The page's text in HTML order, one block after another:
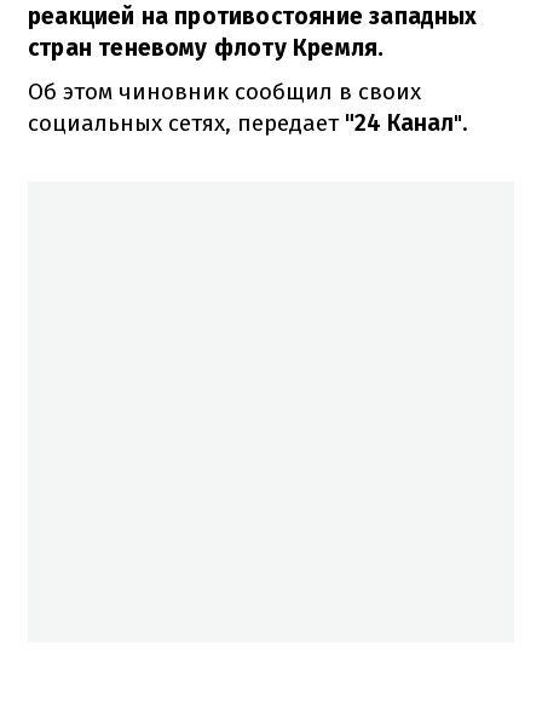
реакцией на противостояние западных
стран теневому флоту Кремля.
Об этом чиновник сообщил в своих
социальных сетях, передает "24 Канал".